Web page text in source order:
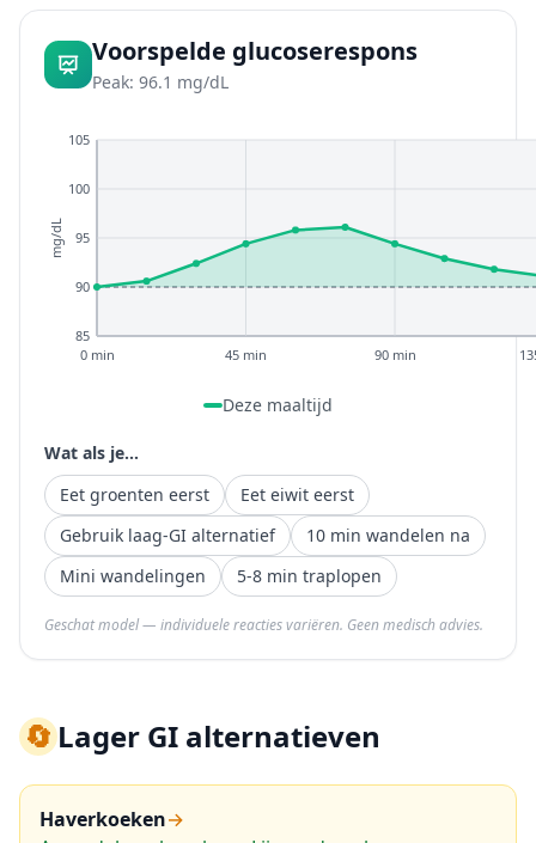
Voorspelde glucoserespons
Peak: 96.1 mg/dL
85
90
95
100
105
0 min 45 min 90 min
mg/dL
Deze maaltijd
Wat als je...
Eet groenten eerst
Eet eiwit eerst
Gebruik laag-GI alternatief
10 min wandelen na
Mini wandelingen
5-8 min traplopen
Geschat model — individuele reacties variëren. Geen medisch advies.
🔄Lager GI alternatieven
Haverkoeken→